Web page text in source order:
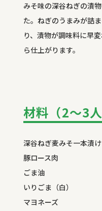
みそ味の深谷ねぎの漬
た。ねぎのうまみが詰
り、漬物が調味料に早
ら仕上がります。
材料（2～3人
深谷ねぎ麦みそ一本
豚ロース肉
ごま油 大
いりごま（白
マヨネーズ